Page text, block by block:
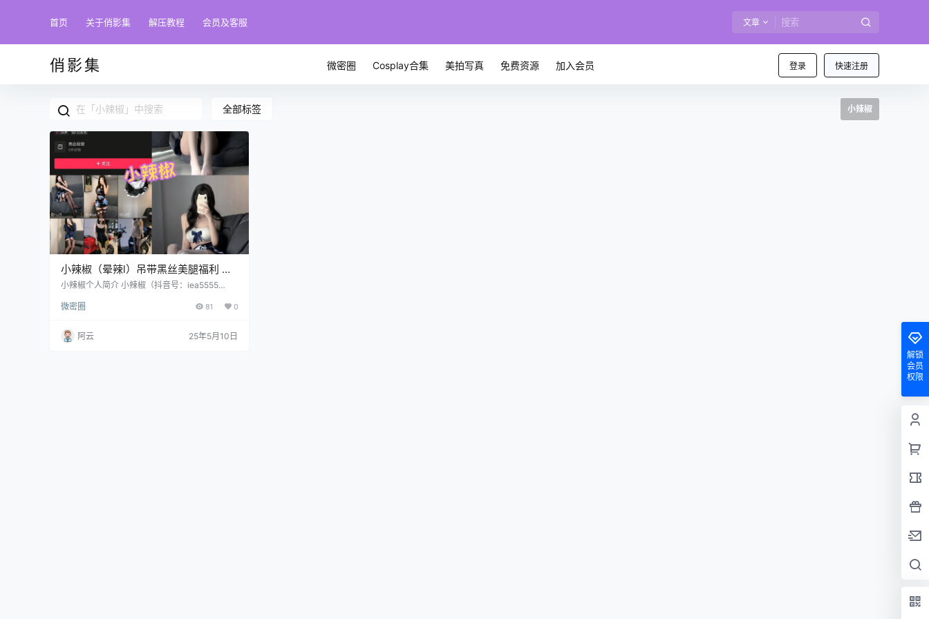
首页 关于俏影集 解压教程 会员及客服 文章
俏影集 登录 快速注册
微密圈 Cosplay合集 美拍写真 免费资源 加入会员
全部标签 小辣椒
小辣椒（晕辣l）吊带黑丝美腿福利 写
真资源合集下载
小辣椒个人简介 小辣椒（抖音号：iea5555
地，身高178cm，凭借逆天长腿与极具辨识度的
真走红网络，后逐渐拓展至汉服、敦煌风、暗黑
系等多风格拍摄，成为新生代模特中风格跨度最
微密圈 81 0
阿云
25年5月10日
解锁
会员
权限